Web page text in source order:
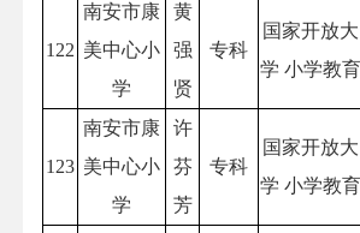
122
南安市康
美中心小
学
黄
强
贤
专科
国家开放大
学 小学教育
123
南安市康
美中心小
学
许
芬
芳
专科
国家开放大
学 小学教育